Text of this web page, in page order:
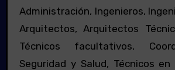
Administración, Ingenieros,
Arquitectos, Arquitectos
Técnicos facultativos,
Seguridad y Salud, Técnicos en